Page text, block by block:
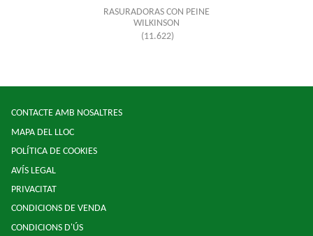
RASURADORAS CON PEINE
WILKINSON
(11.622)
CONTACTE AMB NOSALTRES
MAPA DEL LLOC
POLÍTICA DE COOKIES
AVÍS LEGAL
PRIVACITAT
CONDICIONS DE VENDA
CONDICIONS D'ÚS